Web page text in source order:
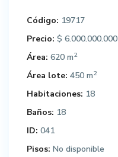
Código: 19717
Precio: $ 6.000.000.000
Área: 620 m2
Área lote: 450 m2
Habitaciones: 18
Baños: 18
ID: 041
Pisos: No disponible